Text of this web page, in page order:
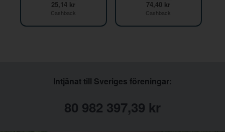
25,14 kr
Cashback
74,40 kr
Cashback
Intjänat till Sveriges föreningar:
80 982 397,39 kr